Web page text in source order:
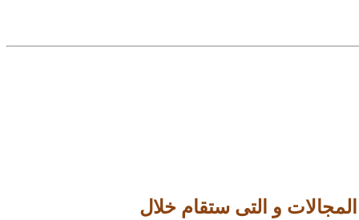
و التى ستقام خلال